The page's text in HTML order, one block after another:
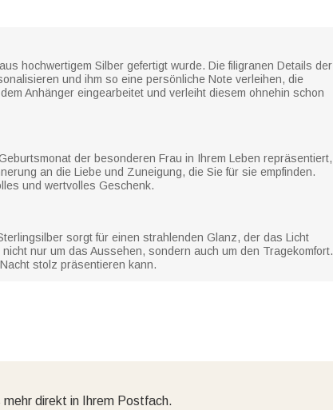
hochwertigem Silber gefertigt wurde. Die filigranen Details der
und ihm so eine persönliche Note verleihen, die
Anhänger eingearbeitet und verleiht diesem ohnehin schon
der besonderen Frau in Ihrem Leben repräsentiert,
an die Liebe und Zuneigung, die Sie für sie empfinden.
und wertvolles Geschenk.
sorgt für einen strahlenden Glanz, der das Licht
nur um das Aussehen, sondern auch um den Tragekomfort.
stolz präsentieren kann.
direkt in Ihrem Postfach.